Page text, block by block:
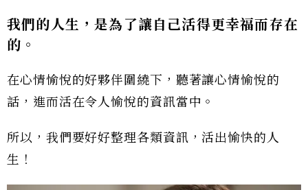
我們的人生，是為了讓自己活得更幸福而存在
的。
在心情愉悅的好夥伴圍繞下，聽著讓心情愉悅的
話，進而活在令人愉悅的資訊當中。
所以，我們要好好整理各類資訊，活出愉快的人
生！